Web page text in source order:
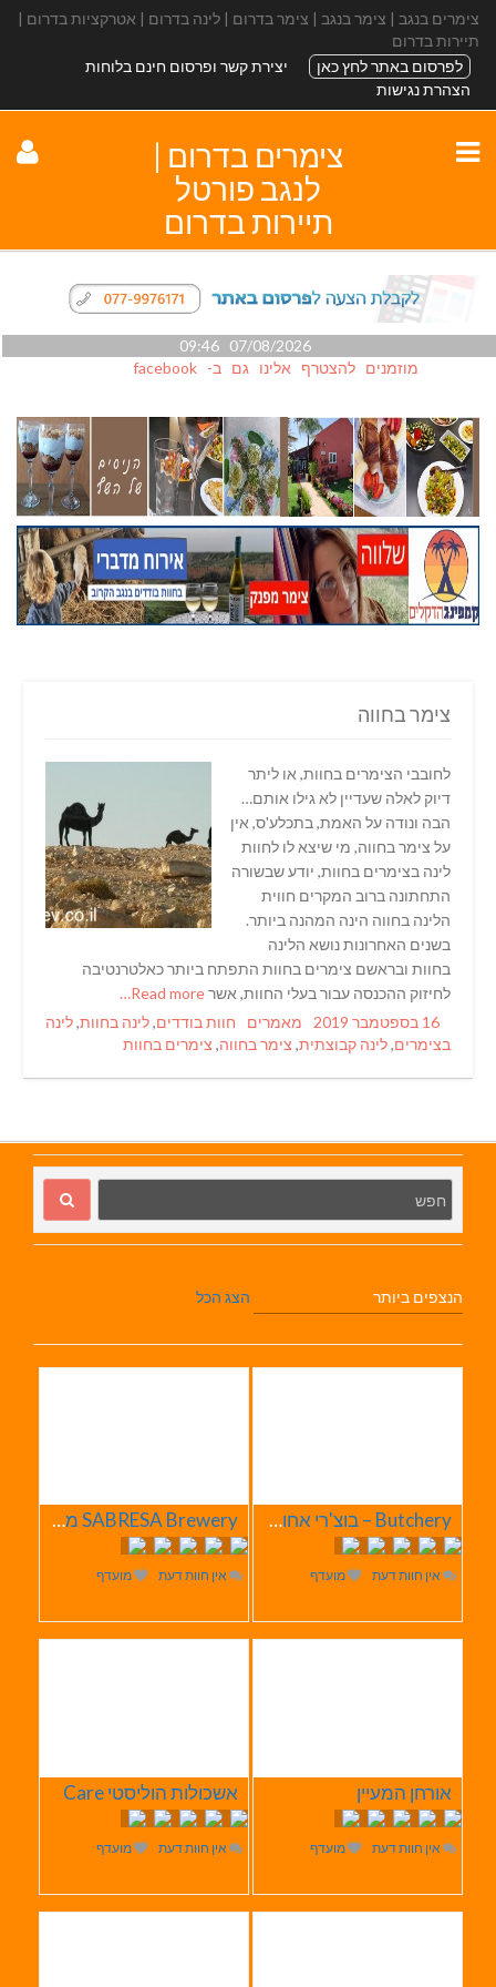
צימרים בנגב | צימר בנגב | צימר בדרום | לינה בדרום | אטרקציות בדרום |
תיירות בדרום
לפרסום באתר לחץ כאן
יצירת קשר ופרסום חינם בלוחות
הצהרת נגישות
צימרים בדרום |
לנגב פורטל
תיירות בדרום
07/08/2026 09:46
מוזמנים להצטרף אלינו גם ב- facebook
צימר בחווה
לחובבי הצימרים בחוות, או ליתר
דיוק לאלה שעדיין לא גילו אותם…
הבה ונודה על האמת, בתכלע'ס, אין
על צימר בחווה, מי שיצא לו לחוות
לינה בצימרים בחוות, יודע שבשורה
התחתונה ברוב המקרים חווית
הלינה בחווה הינה המהנה ביותר.
בשנים האחרונות נושא הלינה
בחוות ובראשם צימרים בחוות התפתח ביותר כאלטרנטיבה
לחיזוק ההכנסה עבור בעלי החוות, אשר
Posted
on
16 בספטמבר 2019 Categories
מאמרים Tags
חוות בודדים,לינה בחוות,לינה
בצימרים,לינה קבוצתית, צימר בחווה, צימרים בחוות
הנצפים ביותר הצג הכל
Butchery – בוצ'רי אחוזת הבשר
אין חוות דעת מועדף
SABRESA Brewery מבשלת שיכר | מבשלת בירה
אין חוות דעת מועדף
אורחן המעיין
אין חוות דעת מועדף
אשכולות הוליסטי Care
אין חוות דעת מועדף